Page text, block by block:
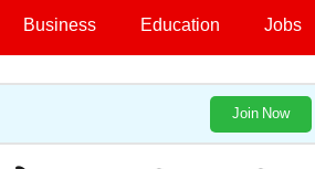
Business Education Jobs
Join Now